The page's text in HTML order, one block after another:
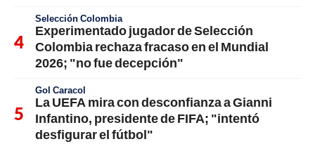
Selección Colombia
Experimentado jugador de Selección
Colombia rechaza fracaso en el Mundial
2026; "no fue decepción"
Gol Caracol
La UEFA mira con desconfianza a Gianni
Infantino, presidente de FIFA; "intentó
desfigurar el fútbol"